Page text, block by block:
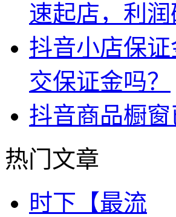
速起店，利润
抖音小店保
交保证金吗？
抖音商品橱
热门文章
时下【最流